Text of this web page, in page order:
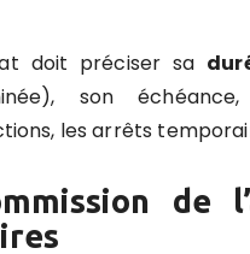
doit préciser sa
son
les arrêts
de